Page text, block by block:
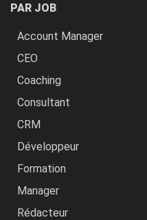
PAR JOB
Account Manager
CEO
Coaching
Consultant
CRM
Développeur
Formation
Manager
Rédacteur